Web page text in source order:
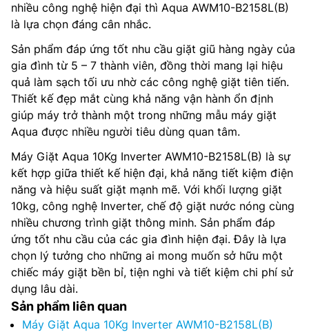
nhiều công nghệ hiện đại thì Aqua AWM10-B2158L(B)
là lựa chọn đáng cân nhắc.
Sản phẩm đáp ứng tốt nhu cầu giặt giũ hàng ngày của
gia đình từ 5 – 7 thành viên, đồng thời mang lại hiệu
quả làm sạch tối ưu nhờ các công nghệ giặt tiên tiến.
Thiết kế đẹp mắt cùng khả năng vận hành ổn định
giúp máy trở thành một trong những mẫu máy giặt
Aqua được nhiều người tiêu dùng quan tâm.
Máy Giặt Aqua 10Kg Inverter AWM10-B2158L(B) là sự
kết hợp giữa thiết kế hiện đại, khả năng tiết kiệm điện
năng và hiệu suất giặt mạnh mẽ. Với khối lượng giặt
10kg, công nghệ Inverter, chế độ giặt nước nóng cùng
nhiều chương trình giặt thông minh. Sản phẩm đáp
ứng tốt nhu cầu của các gia đình hiện đại. Đây là lựa
chọn lý tưởng cho những ai mong muốn sở hữu một
chiếc máy giặt bền bỉ, tiện nghi và tiết kiệm chi phí sử
dụng lâu dài.
Sản phẩm liên quan
Máy Giặt Aqua 10Kg Inverter AWM10-B2158L(B)